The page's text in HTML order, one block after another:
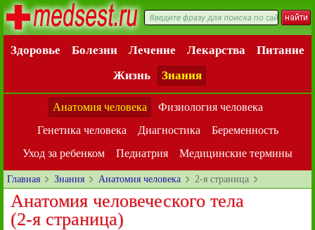
Здоровье Болезни Лечение Лекарства
Питание
Жизнь
Знания
Анатомия человека
Физиология человека
Генетика человека
Диагностика
Беременность
Уход за ребенком
Педиатрия Медицинские термины
Главная Знания Анатомия человека 2-я страница
Анатомия человеческого тела
(2-я страница)